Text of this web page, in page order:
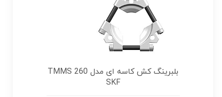
بلبرینگ کش کاسه ای مدل TMMS 260
SKF